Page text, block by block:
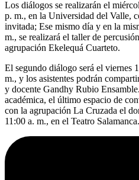
Los diálogos se realizarán el
p. m., en la Universidad del Valle,
invitada; Ese mismo día y en la
m., se realizará el taller de
agrupación Ekelequá Cuarteto.
El segundo diálogo será el viernes
m., y los asistentes podrán
y docente Gandhy Rubio
académica, el último espacio de
con la agrupación La Cruzada el
11:00 a. m., en el Teatro Salamanca.